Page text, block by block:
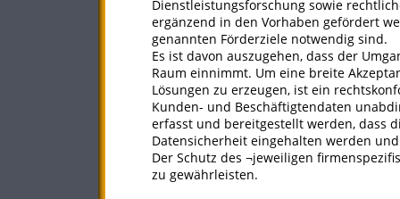
Dienstleistungsforschung sowie
ergänzend in den Vorhaben gefördert
genannten Förderziele notwendig sind.
Es ist davon auszugehen, dass der
Raum einnimmt. Um eine breite
Lösungen zu erzeugen, ist ein
Kunden- und Beschäftigtendaten
erfasst und bereitgestellt werden, dass
Datensicherheit eingehalten werden
Der Schutz des ¬jeweiligen
zu gewährleisten.